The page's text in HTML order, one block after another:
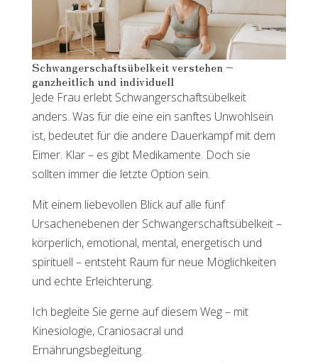
Schwangerschaftsübelkeit verstehen –
ganzheitlich und individuell
Jede Frau erlebt Schwangerschaftsübelkeit
anders. Was für die eine ein sanftes Unwohlsein
ist, bedeutet für die andere Dauerkampf mit dem
Eimer. Klar – es gibt Medikamente. Doch sie
sollten immer die letzte Option sein.
Mit einem liebevollen Blick auf alle fünf
Ursachenebenen der Schwangerschaftsübelkeit –
körperlich, emotional, mental, energetisch und
spirituell – entsteht Raum für neue Möglichkeiten
und echte Erleichterung.
Ich begleite Sie gerne auf diesem Weg – mit
Kinesiologie, Craniosacral und
Ernährungsbegleitung.